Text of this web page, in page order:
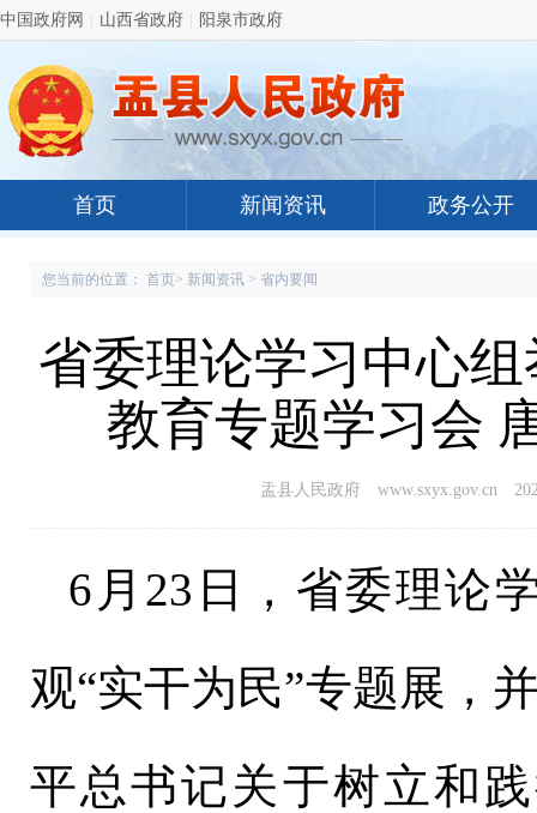
中国政府网 山西省政府 阳泉市政府
首页 新闻资讯 政务公开
您当前的位置： 首页> 新闻资讯 > 省内要闻
省委理论学习中心
教育专题学习会
盂县人民政府 www.sxyx.gov.cn
6月23日，省委理论
观“实干为民”专题展，
平总书记关于树立和